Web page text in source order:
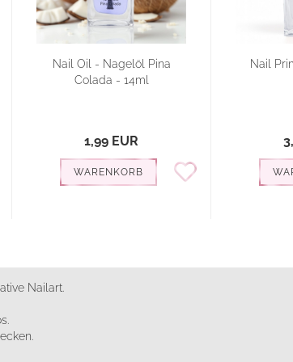
Nail Oil - Nagelöl Pina
Colada - 14ml
1,99 EUR
WARENKORB
Nail
Nailart.